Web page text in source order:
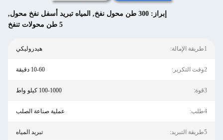
إبراز: 300 طن محول نفخ , المياه تبريد أسفل نفخ محول,
5 طن محولات تنفخ
1طريقة الإمالة: هيدروليكي
2وقت التكرير: 10-60 دقيقة
3قوة: 100-1000 كيلو واط
4طلب: عملية صناعة الصلب
5طريقة التبريد: تبريد المياه